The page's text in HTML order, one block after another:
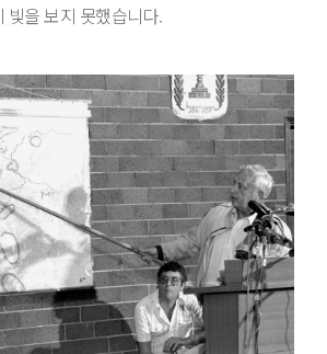
빛을 보지 못했습니다.